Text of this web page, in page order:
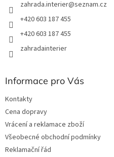
zahrada.interier@seznam.cz
+420 603 187 455
+420 603 187 455
zahradainterier
Informace pro Vás
Kontakty
Cena dopravy
Vrácení a reklamace zboží
Všeobecné obchodní podmínky
Reklamační řád